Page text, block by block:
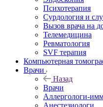
Психотерапия
Сурдология и
Вызов врача на
Телемедицина
Ревматология
SVF терапия
Компьютерная
Врачи
Назад
Врачи
Аллергологи-
Анестезиологи